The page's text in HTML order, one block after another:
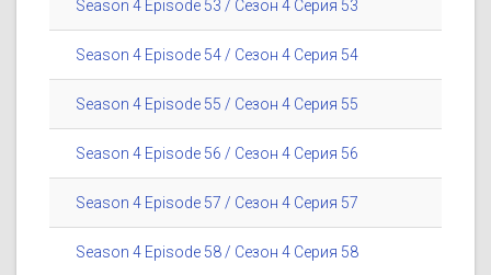
Season 4 Episode 53 / Сезон 4 Серия 53
Season 4 Episode 54 / Сезон 4 Серия 54
Season 4 Episode 55 / Сезон 4 Серия 55
Season 4 Episode 56 / Сезон 4 Серия 56
Season 4 Episode 57 / Сезон 4 Серия 57
Season 4 Episode 58 / Сезон 4 Серия 58